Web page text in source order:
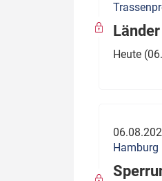
Politik
wen?
Thema
Dossier:
Heute
Hamburg